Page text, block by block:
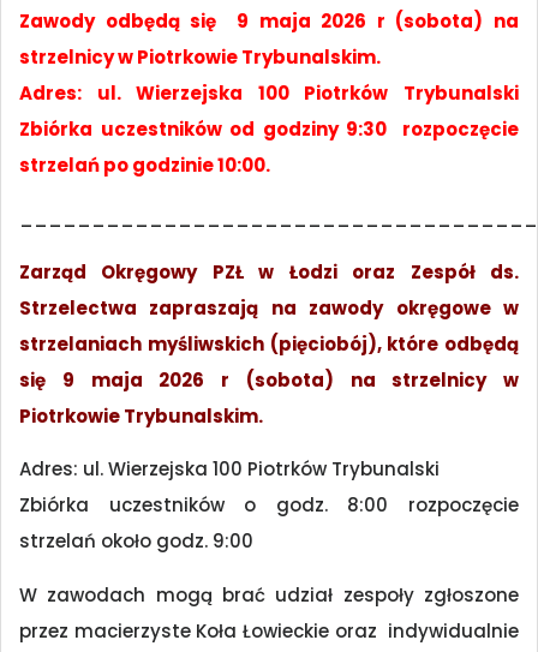
Zawody odbędą się 9 maja 2026 r (sobota) na
strzelnicy w Piotrkowie Trybunalskim.
Adres: ul. Wierzejska 100 Piotrków Trybunalski
Zbiórka uczestników od godziny 9:30 rozpoczęcie
strzelań po godzinie 10:00.
Zarząd Okręgowy PZŁ w Łodzi oraz Zespół ds.
Strzelectwa zapraszają na zawody okręgowe w
strzelaniach myśliwskich (pięciobój), które odbędą
się 9 maja 2026 r (sobota) na strzelnicy w
Piotrkowie Trybunalskim.
Adres: ul. Wierzejska 100 Piotrków Trybunalski
Zbiórka uczestników o godz. 8:00 rozpoczęcie
strzelań około godz. 9:00
W zawodach mogą brać udział zespoły zgłoszone
przez macierzyste Koła Łowieckie oraz indywidualnie